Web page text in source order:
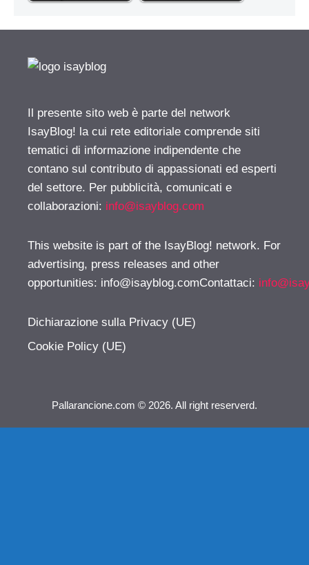
Il presente sito web è parte del network
IsayBlog! la cui rete editoriale comprende siti
tematici di informazione indipendente che
contano sul contributo di appassionati ed esperti
del settore. Per pubblicità, comunicati e
collaborazioni: info@isayblog.com
This website is part of the IsayBlog! network. For
advertising, press releases and other
opportunities: info@isayblog.comContattaci:
Dichiarazione sulla Privacy (UE)
Cookie Policy (UE)
Pallarancione.com © 2026. All right reserverd.